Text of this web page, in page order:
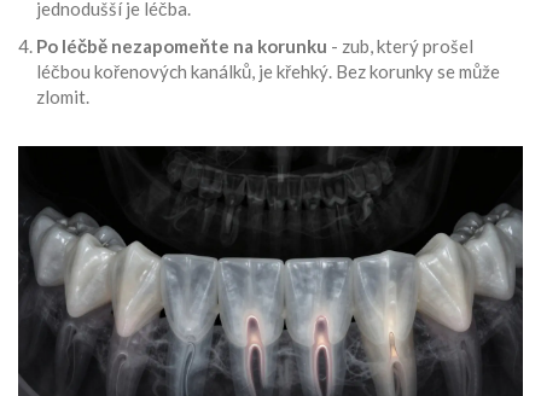
jednodušší je léčba.
Po léčbě nezapomeňte na korunku - zub, který prošel
léčbou kořenových kanálků, je křehký. Bez korunky se může
zlomit.